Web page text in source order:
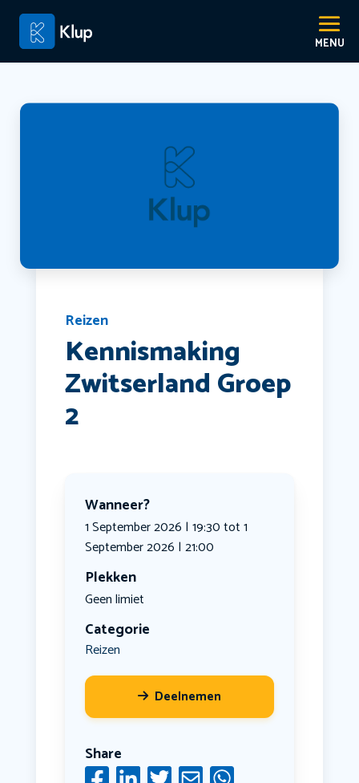
Reizen
Kennismaking
Zwitserland Groep
2
Wanneer?
1 September 2026 | 19:30 tot 1
September 2026 | 21:00
Plekken
Geen limiet
Categorie
Reizen
Deelnemen
Share